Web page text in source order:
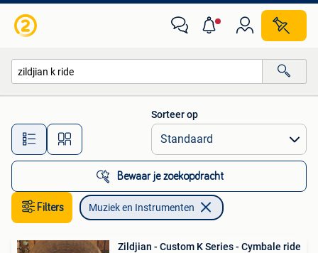
Alle afstanden…
Sorteer op
Bewaar je zoekopdracht
Filters Muziek en Instrumenten
Zildjian - Custom K Series - Cymbale ride